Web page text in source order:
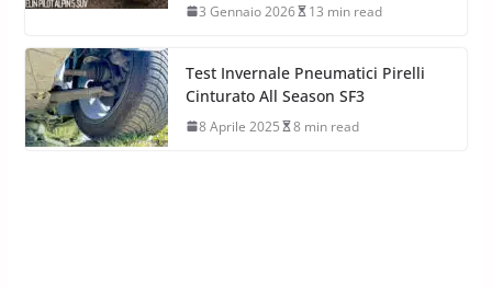
3 Gennaio 2026 13 min read
Test Invernale Pneumatici Pirelli
Cinturato All Season SF3
8 Aprile 2025 8 min read